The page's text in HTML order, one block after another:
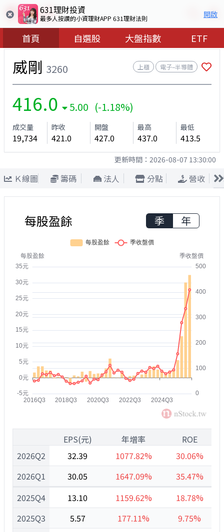
631理財投資
最多人按讚的小資理財APP 631理財法則 開啟
首頁 自選股 大盤指數 ETF
威剛 3260 上櫃 電子–半導體
416.0 5.00 (-1.18%)
成交量
19,734
昨收
421.0
開盤
427.0
最高
437.0
最低
413.5
更新時間： 2026-08-07 13:30:00
Ｋ線圖 籌碼 法人 分點 營收
每股盈餘 季 年
2026Q2
2026Q1
2025Q4
2025Q3
EPS(元) 年增率
ROE
32.39
1077.82%
30.06%
30.05
1647.09%
35.47%
13.10
1159.62%
18.78%
5.57
177.11%
9.75%